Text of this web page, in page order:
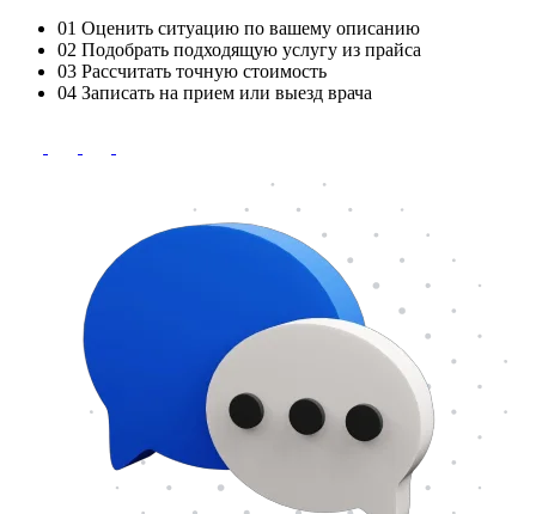
01 Оценить ситуацию по вашему описанию
02 Подобрать подходящую услугу из прайса
03 Рассчитать точную стоимость
04 Записать на прием или выезд врача